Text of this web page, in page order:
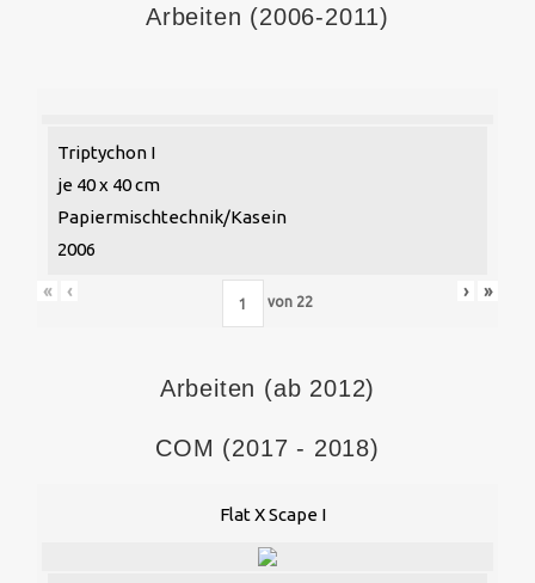
Arbeiten (2006-2011)
Triptychon I
je 40 x 40 cm
Papiermischtechnik/Kasein
2006
« ‹
von 22
› »
Arbeiten (ab 2012)
COM (2017 - 2018)
Flat X Scape I